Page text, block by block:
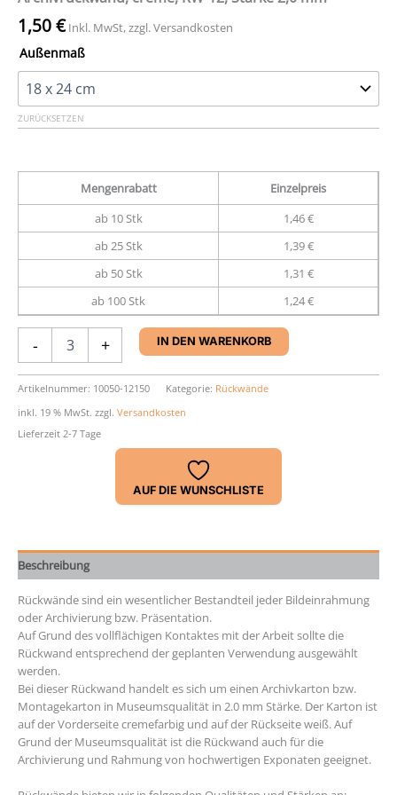
1,50€ Inkl. MwSt, zzgl. Versandkosten
Außenmaß
ZURÜCKSETZEN
Mengenrabatt
Einzelpreis
ab 10 Stk
1,46 €
ab 25 Stk
1,39 €
ab 50 Stk
1,31 €
ab 100 Stk
1,24 €
-
creme,
RW-
12,
Stärke
mm
+ IN DEN WARENKORB
Artikelnummer: 10050-12150 Kategorie: Rückwände
inkl. 19 % MwSt. zzgl. Versandkosten
Lieferzeit 2-7 Tage
AUF DIE WUNSCHLISTE
Beschreibung
Rückwände sind ein wesentlicher Bestandteil jeder Bildeinrahmung
oder Archivierung bzw. Präsentation.
Auf Grund des vollflächigen Kontaktes mit der Arbeit sollte die
Rückwand entsprechend der geplanten Verwendung ausgewählt
werden.
Bei dieser Rückwand handelt es sich um einen Archivkarton bzw.
Montagekarton in Museumsqualität in 2.0 mm Stärke. Der Karton ist
auf der Vorderseite cremefarbig und auf der Rückseite weiß. Auf
Grund der Museumsqualität ist die Rückwand auch für die
Archivierung und Rahmung von hochwertigen Exponaten geeignet.